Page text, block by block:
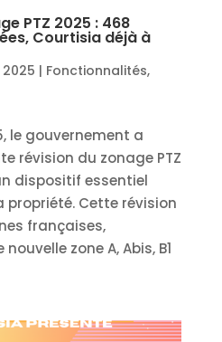
PTZ 2025 : 468
Courtisia déjà à
2025 | Fonctionnalités,
le gouvernement a
révision du zonage PTZ
dispositif essentiel
propriété. Cette révision
françaises,
zone A, Abis, B1